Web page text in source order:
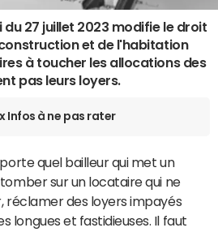
du 27 juillet 2023 modifie le droit
et de l'habitation
à toucher les allocations des
pas leurs loyers.
Infos à ne pas rater
quel bailleur qui met un
sur un locataire qui ne
réclamer des loyers impayés
longues et fastidieuses. Il faut